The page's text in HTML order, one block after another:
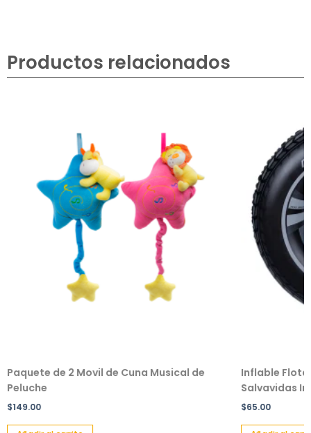
Productos relacionados
Paquete de 2 Movil de Cuna Musical de
Peluche
$149.00
Inflable
Salvavidas
$65.00